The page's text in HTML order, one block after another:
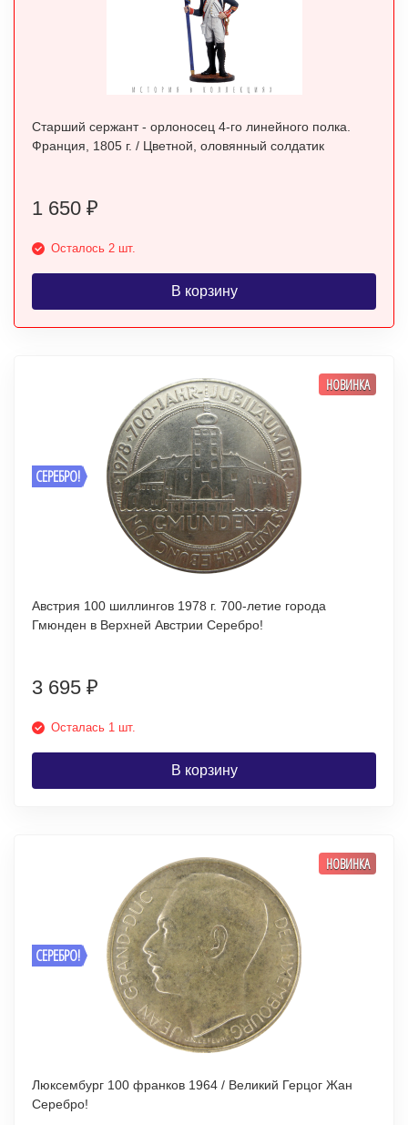
Старший сержант - орлоносец 4-го линейного полка.
Франция, 1805 г. / Цветной, оловянный солдатик
1 650 ₽
Осталось 2 шт.
В корзину
СЕРЕБРО!
НОВИНКА
Австрия 100 шиллингов 1978 г. 700-летие города
Гмюнден в Верхней Австрии Серебро!
3 695 ₽
Осталась 1 шт.
В корзину
СЕРЕБРО!
НОВИНКА
Люксембург 100 франков 1964 / Великий Герцог Жан
Серебро!